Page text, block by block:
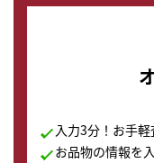
入力3分！お手軽
お品物の情報を